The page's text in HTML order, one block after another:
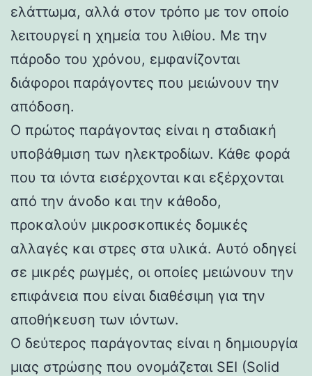
ελάττωμα, αλλά στον τρόπο με τον οποίο
λειτουργεί η χημεία του λιθίου. Με την
πάροδο του χρόνου, εμφανίζονται
διάφοροι παράγοντες που μειώνουν την
απόδοση.
Ο πρώτος παράγοντας είναι η σταδιακή
υποβάθμιση των ηλεκτροδίων. Κάθε φορά
που τα ιόντα εισέρχονται και εξέρχονται
από την άνοδο και την κάθοδο,
προκαλούν μικροσκοπικές δομικές
αλλαγές και στρες στα υλικά. Αυτό οδηγεί
σε μικρές ρωγμές, οι οποίες μειώνουν την
επιφάνεια που είναι διαθέσιμη για την
αποθήκευση των ιόντων.
Ο δεύτερος παράγοντας είναι η δημιουργία
μιας στρώσης που ονομάζεται SEI (Solid